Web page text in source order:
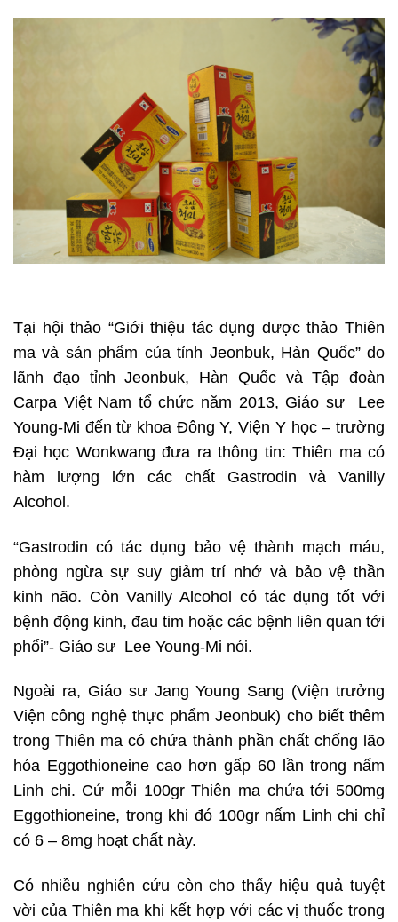
Tại hội thảo “Giới thiệu tác dụng dược thảo Thiên
ma và sản phẩm của tỉnh Jeonbuk, Hàn Quốc” do
lãnh đạo tỉnh Jeonbuk, Hàn Quốc và Tập đoàn
Carpa Việt Nam tổ chức năm 2013, Giáo sư Lee
Young-Mi đến từ khoa Đông Y, Viện Y học – trường
Đại học Wonkwang đưa ra thông tin: Thiên ma có
hàm lượng lớn các chất Gastrodin và Vanilly
Alcohol.
“Gastrodin có tác dụng bảo vệ thành mạch máu,
phòng ngừa sự suy giảm trí nhớ và bảo vệ thần
kinh não. Còn Vanilly Alcohol có tác dụng tốt với
bệnh động kinh, đau tim hoặc các bệnh liên quan tới
phổi”- Giáo sư Lee Young-Mi nói.
Ngoài ra, Giáo sư Jang Young Sang (Viện trưởng
Viện công nghệ thực phẩm Jeonbuk) cho biết thêm
trong Thiên ma có chứa thành phần chất chống lão
hóa Eggothioneine cao hơn gấp 60 lần trong nấm
Linh chi. Cứ mỗi 100gr Thiên ma chứa tới 500mg
Eggothioneine, trong khi đó 100gr nấm Linh chi chỉ
có 6 – 8mg hoạt chất này.
Có nhiều nghiên cứu còn cho thấy hiệu quả tuyệt
vời của Thiên ma khi kết hợp với các vị thuốc trong